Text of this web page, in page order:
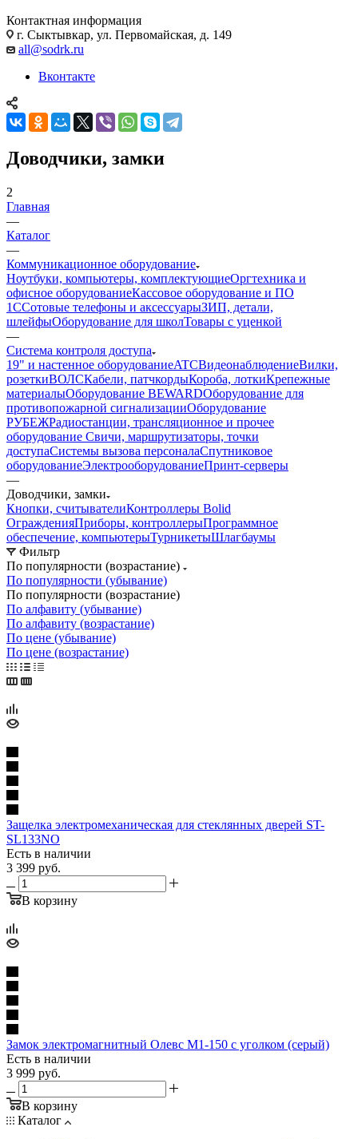
Контактная информация
г. Сыктывкар, ул. Первомайская, д. 149
all@sodrk.ru
Вконтакте
Доводчики, замки
2
Главная
—
Каталог
—
Коммуникационное оборудование
Ноутбуки, компьютеры, комплектующиеОргтехника и
офисное оборудованиеКассовое оборудование и ПО
1ССотовые телефоны и аксессуарыЗИП, детали,
шлейфыОборудование для школТовары с уценкой
—
Система контроля доступа
19" и настенное оборудованиеATCВидеонаблюдениеВилки,
розеткиВОЛСКабели, патчкордыКороба, лоткиКрепежные
материалыОборудование BEWARDОборудование для
противопожарной сигнализацииОборудование
РУБЕЖРадиостанции, трансляционное и прочее
оборудование Свичи, маршрутизаторы, точки
доступаСистемы вызова персоналаСпутниковое
оборудованиеЭлектрооборудованиеПринт-серверы
—
Доводчики, замки
Кнопки, считывателиКонтроллеры Bolid
ОгражденияПриборы, контроллерыПрограммное
обеспечение, компьютерыТурникетыШлагбаумы
Фильтр
По популярности (возрастание)
По популярности (убывание)
По популярности (возрастание)
По алфавиту (убывание)
По алфавиту (возрастание)
По цене (убывание)
По цене (возрастание)
Защелка электромеханическая для стеклянных дверей ST-
SL133NO
Есть в наличии
3 399 руб.
В корзину
Замок электромагнитный Олевс М1-150 с уголком (серый)
Есть в наличии
3 999 руб.
В корзину
Каталог